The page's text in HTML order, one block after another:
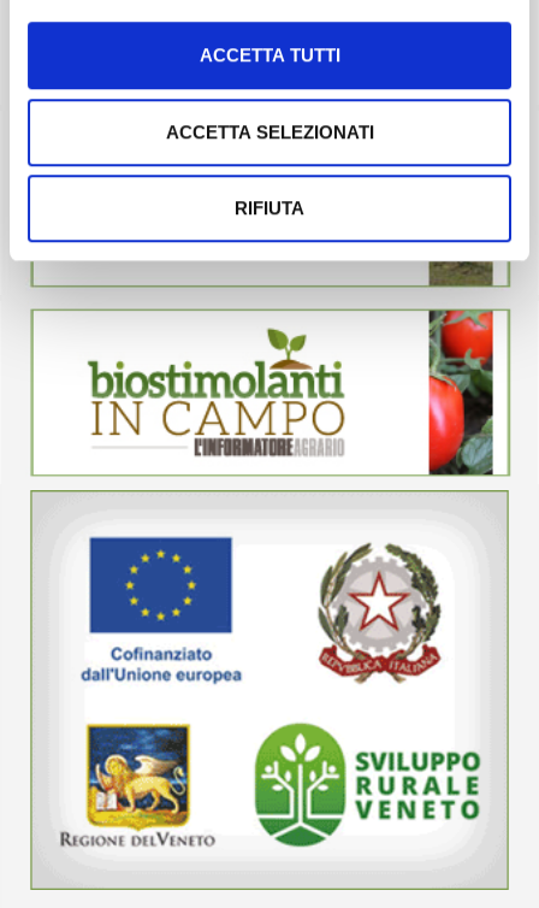
ACCETTA TUTTI
ACCETTA SELEZIONATI
RIFIUTA